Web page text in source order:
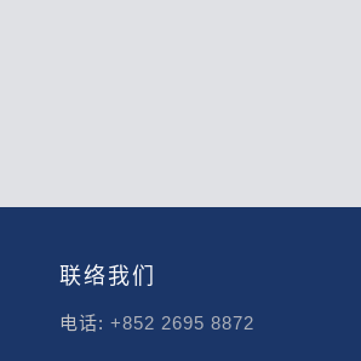
联络我们
电话:+852 2695 8872